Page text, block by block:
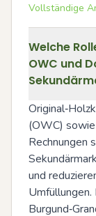
Vollständige
Welche
OWC und
(OWC)
Rechnungen
und
Umfüllungen.